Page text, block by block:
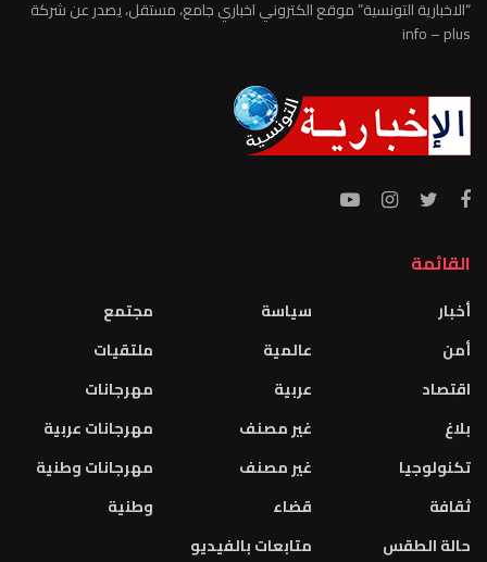
“الاخبارية التونسية” موقع الكتروني اخباري جامع، مستقل، يصدر عن شركة
info – plus
القائمة
أخبار
أمن
اقتصاد
بلاغ
تكنولوجيا
ثقافة
حالة الطقس
سياسة
عالمية
عربية
غير مصنف
غير مصنف
قضاء
متابعات بالفيديو
مجتمع
ملتقيات
مهرجانات
مهرجانات عربية
مهرجانات وطنية
وطنية